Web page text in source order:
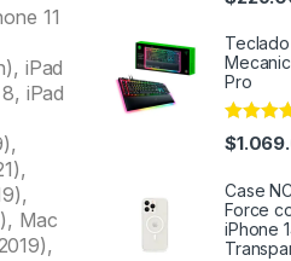
11
iPad
iPad
Mac
out of 5
Pro
Rated
out of 5
$
Case
Force
iPhone